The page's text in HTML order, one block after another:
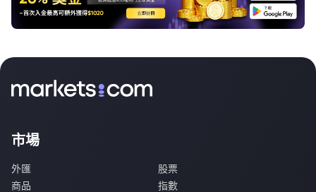
市場
外匯
股票
商品
指數